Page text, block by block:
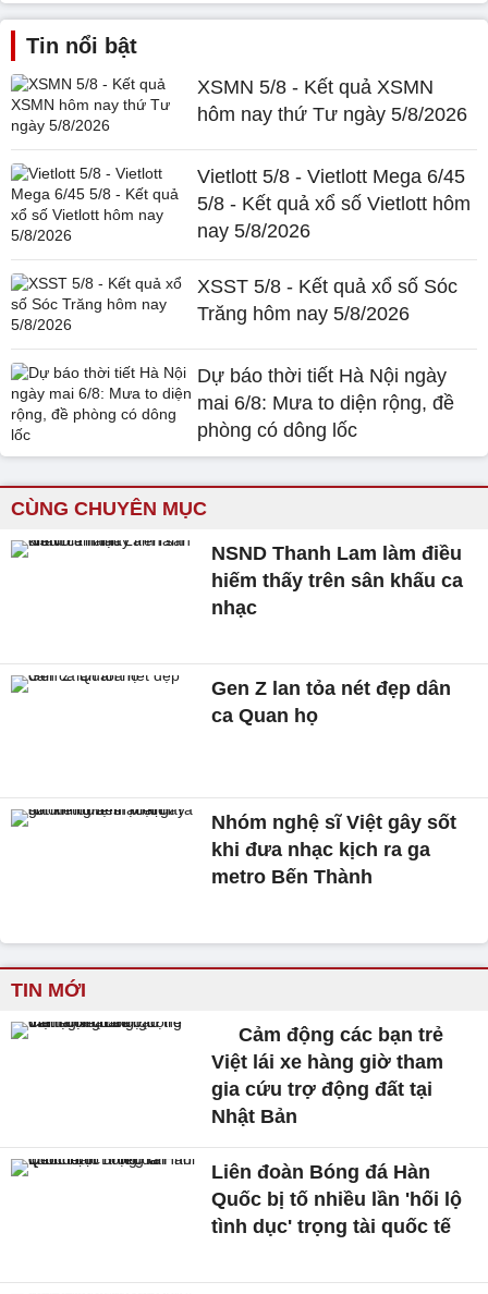
Tin nổi bật
XSMN 5/8 - Kết quả XSMN
hôm nay thứ Tư ngày 5/8/2026
Vietlott 5/8 - Vietlott Mega 6/45
5/8 - Kết quả xổ số Vietlott hôm
nay 5/8/2026
XSST 5/8 - Kết quả xổ số Sóc
Trăng hôm nay 5/8/2026
Dự báo thời tiết Hà Nội ngày
mai 6/8: Mưa to diện rộng, đề
phòng có dông lốc
CÙNG CHUYÊN MỤC
NSND Thanh Lam làm điều
hiếm thấy trên sân khấu ca
nhạc
Gen Z lan tỏa nét đẹp dân
ca Quan họ
Nhóm nghệ sĩ Việt gây sốt
khi đưa nhạc kịch ra ga
metro Bến Thành
TIN MỚI
Cảm động các bạn trẻ
Việt lái xe hàng giờ tham
gia cứu trợ động đất tại
Nhật Bản
Liên đoàn Bóng đá Hàn
Quốc bị tố nhiều lần 'hối lộ
tình dục' trọng tài quốc tế